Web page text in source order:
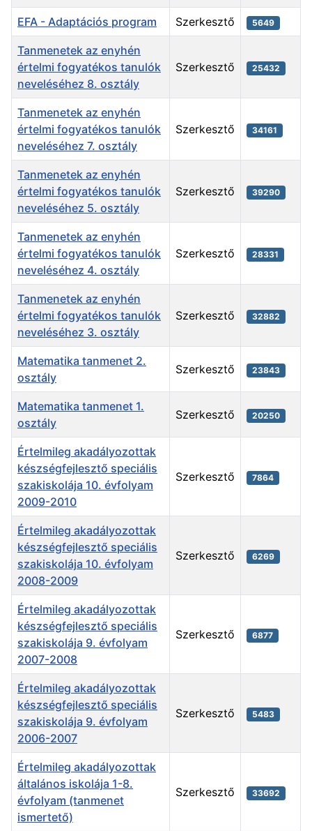
EFA - Adaptációs program Szerkesztő 5649
Tanmenetek az enyhén
értelmi fogyatékos tanulók
neveléséhez 8. osztály
Szerkesztő 25432
Tanmenetek az enyhén
értelmi fogyatékos tanulók
neveléséhez 7. osztály
Szerkesztő 34161
Tanmenetek az enyhén
értelmi fogyatékos tanulók
neveléséhez 5. osztály
Szerkesztő 39290
Tanmenetek az enyhén
értelmi fogyatékos tanulók
neveléséhez 4. osztály
Szerkesztő 28331
Tanmenetek az enyhén
értelmi fogyatékos tanulók
neveléséhez 3. osztály
Szerkesztő 32882
Matematika tanmenet 2.
osztály
Szerkesztő 23843
Matematika tanmenet 1.
osztály
Szerkesztő 20250
Értelmileg akadályozottak
készségfejlesztő speciális
szakiskolája 10. évfolyam
2009-2010
Szerkesztő 7864
Értelmileg akadályozottak
készségfejlesztő speciális
szakiskolája 10. évfolyam
2008-2009
Szerkesztő 6269
Értelmileg akadályozottak
készségfejlesztő speciális
szakiskolája 9. évfolyam
2007-2008
Szerkesztő 6877
Értelmileg akadályozottak
készségfejlesztő speciális
szakiskolája 9. évfolyam
2006-2007
Szerkesztő 5483
Értelmileg akadályozottak
általános iskolája 1-8.
évfolyam (tanmenet
ismertető)
Szerkesztő 33692